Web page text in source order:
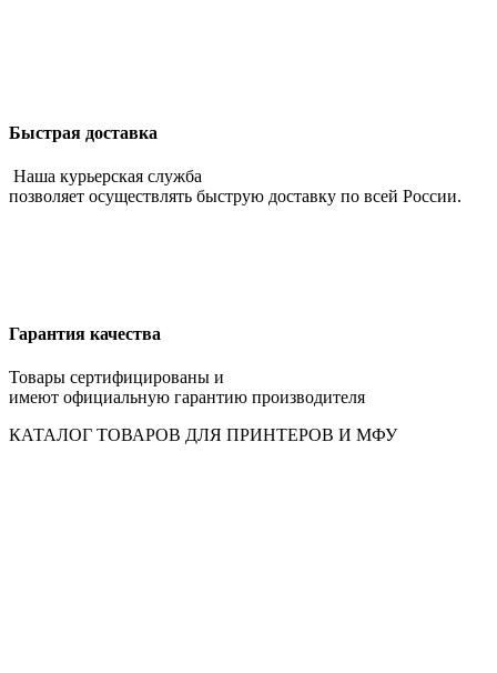
Быстрая доставка
Наша курьерская служба
позволяет осуществлять быструю доставку по всей России.
Гарантия качества
Товары сертифицированы и
имеют официальную гарантию производителя
КАТАЛОГ ТОВАРОВ ДЛЯ ПРИНТЕРОВ И МФУ